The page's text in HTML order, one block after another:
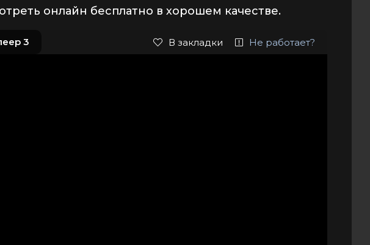
онлайн бесплатно в хорошем качестве.
3 В закладки Не работает?